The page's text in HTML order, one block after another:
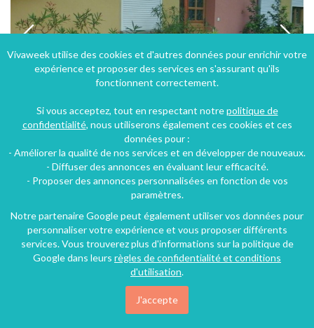
Muntzenheim (15 km), Haut-Rhin, Alsace, Grand Est, France
37€
Vivaweek utilise des cookies et d'autres données pour enrichir votre
expérience et proposer des services en s'assurant qu'ils
fonctionnent correctement.
Si vous acceptez, tout en respectant notrepolitique de
confidentialité, nous utiliserons également ces cookies et ces
données pour :
- Améliorer la qualité de nos services et en développer de nouveaux.
- Diffuser des annonces en évaluant leur efficacité.
- Proposer des annonces personnalisées en fonction de vos
paramètres.
Notre partenaire Google peut également utiliser vos données pour
personnaliser votre expérience et vous proposer différents
services. Vous trouverez plus d'informations sur la politique de
Google dans leurs règles de confidentialité et conditions
d'utilisation.
J'accepte